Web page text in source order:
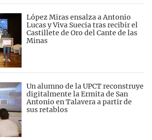
López Miras ensalza a Antonio
Lucas y Viva Suecia tras recibir el
Castillete de Oro del Cante de las
Minas
Un alumno de la UPCT reconstruye
digitalmente la Ermita de San
Antonio en Talavera a partir de
sus retablos